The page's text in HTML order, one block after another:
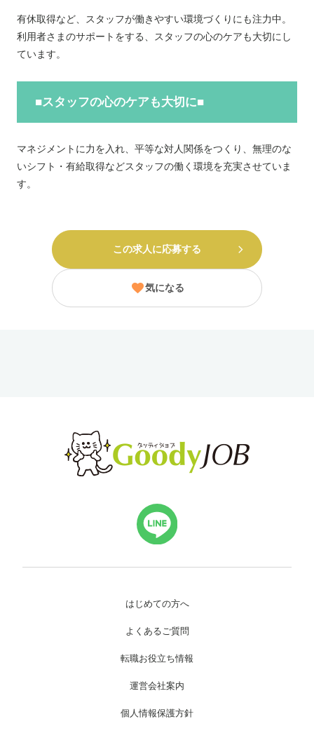
有休取得など、スタッフが働きやすい環境づくりにも注力中。
利用者さまのサポートをする、スタッフの心のケアも大切にし
ています。
■スタッフの心のケアも大切に■
マネジメントに力を入れ、平等な対人関係をつくり、無理のな
いシフト・有給取得などスタッフの働く環境を充実させていま
す。
この求人に応募する
気になる
はじめての方へ
よくあるご質問
転職お役立ち情報
運営会社案内
個人情報保護方針